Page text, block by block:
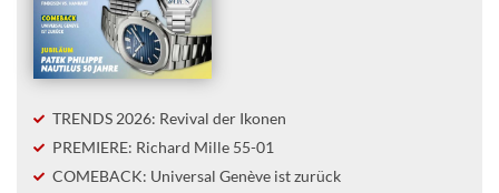
TRENDS 2026: Revival der Ikonen
PREMIERE: Richard Mille 55-01
COMEBACK: Universal Genève ist zurück